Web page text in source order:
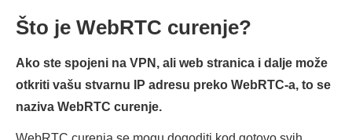
Što je WebRTC curenje?
Ako ste spojeni na VPN, ali web stranica i dalje može
otkriti vašu stvarnu IP adresu preko WebRTC-a, to se
naziva WebRTC curenje.